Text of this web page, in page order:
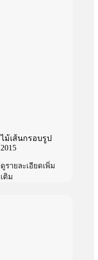
ไม้เส้นกรอบรูป
2015
ดูรายละเอียดเพิ่ม
เติม